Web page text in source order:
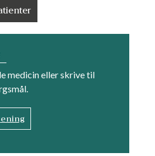
medicin eller skrive til